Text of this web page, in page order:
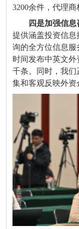
3200余件，代理商
四是加强信息
提供涵盖投资信
询的全方位信息服
时间发布中英文
千条。同时，我们
集和客观反映外资